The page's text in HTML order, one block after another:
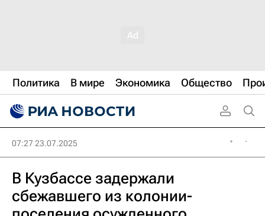
Политика В мире Экономика Общество
07:27 23.07.2025
В Кузбассе задержали
сбежавшего из колонии-